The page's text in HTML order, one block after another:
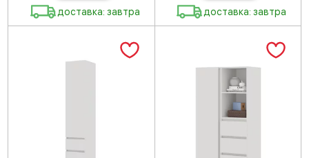
доставка: завтра доставка: завтра